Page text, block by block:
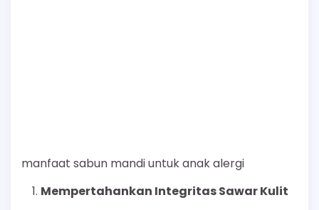
manfaat sabun mandi untuk anak alergi
Mempertahankan Integritas Sawar Kulit